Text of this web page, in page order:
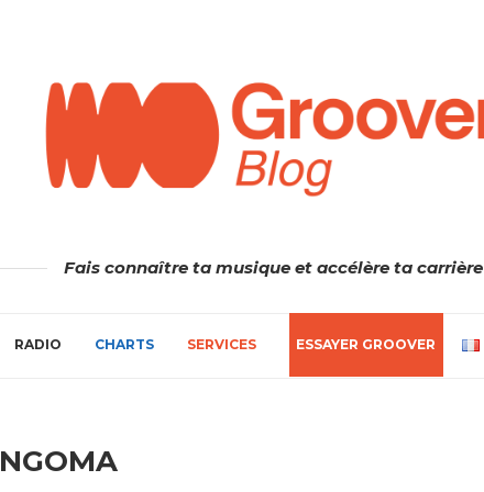
Fais connaître ta musique et accélère ta carrière
RADIO CHARTS SERVICES ESSAYER GROOVER
NGOMA